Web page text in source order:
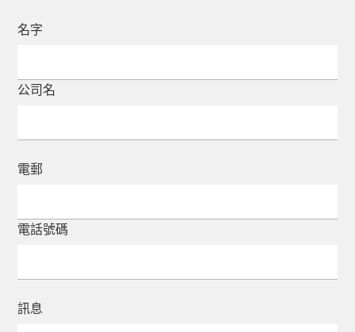
名字
公司名
電郵
電話號碼
訊息